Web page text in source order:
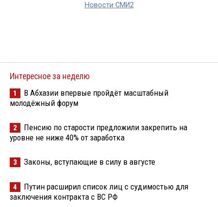
Новости СМИ2
Интересное за неделю
1
В Абхазии впервые пройдёт масштабный
молодёжный форум
2
Пенсию по старости предложили закрепить на
уровне не ниже 40% от заработка
3 Законы, вступающие в силу в августе
4
Путин расширил список лиц с судимостью для
заключения контракта с ВС РФ